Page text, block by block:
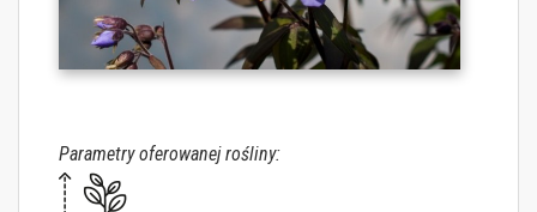
Parametry oferowanej rośliny: